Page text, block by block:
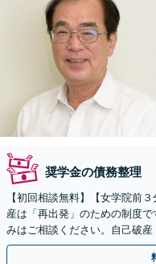
奨学金の債務整理
【初回相談無料】【女学院前
産は「再出発」のための制度
みはご相談ください。自己破
の解決を目指します。（合同